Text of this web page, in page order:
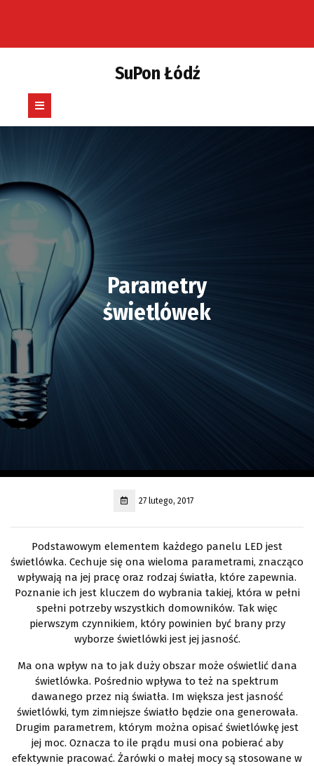
SuPon Łódź
Parametry
świetlówek
27 lutego, 2017
Podstawowym elementem każdego panelu LED jest
świetlówka. Cechuje się ona wieloma parametrami, znacząco
wpływają na jej pracę oraz rodzaj światła, które zapewnia.
Poznanie ich jest kluczem do wybrania takiej, która w pełni
spełni potrzeby wszystkich domowników. Tak więc
pierwszym czynnikiem, który powinien być brany przy
wyborze świetlówki jest jej jasność.
Ma ona wpływ na to jak duży obszar może oświetlić dana
świetlówka. Pośrednio wpływa to też na spektrum
dawanego przez nią światła. Im większa jest jasność
świetlówki, tym zimniejsze światło będzie ona generowała.
Drugim parametrem, którym można opisać świetlówkę jest
jej moc. Oznacza to ile prądu musi ona pobierać aby
efektywnie pracować. Żarówki o małej mocy są stosowane w